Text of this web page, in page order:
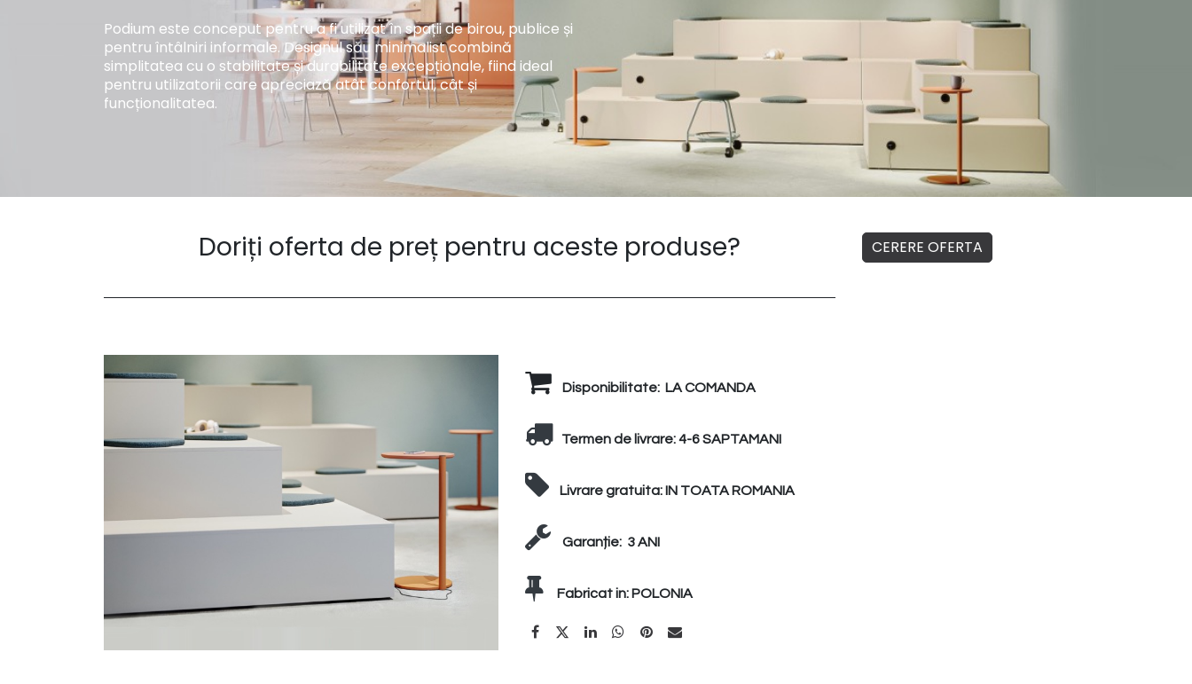
Podium este conceput pentru a fi utilizat în spații de birou, publice și
pentru întâlniri informale. Designul său minimalist combină
simplitatea cu o stabilitate și durabilitate excepționale, fiind ideal
pentru utilizatorii care apreciază atât confortul, cât și
funcționalitatea.
Doriți oferta de preț pentru aceste produse? CERERE OFERTA
Disponibilitate: LA COMANDA
Termen de livrare:4-6 SAPTAMANI
Livrare gratuita:IN TOATA ROMANIA
Garanție: 3 ANI
Fabricat in:POLONIA